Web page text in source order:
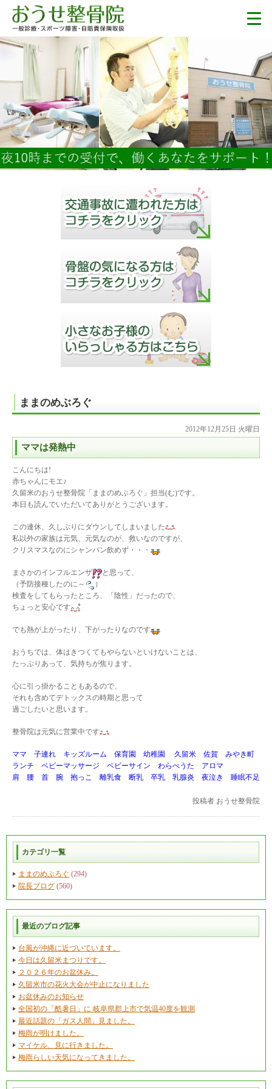
ままのめぶろぐ
2012年12月25日 火曜日
ママは発熱中
こんにちは!
赤ちゃんにモエ♪
久留米のおうせ整骨院「ままのめぶろぐ」担当(む)です。
本日も読んでいただいてありがとうございます。
この連休、久しぶりにダウンしてしまいました
私以外の家族は元気、元気なのが、救いなのですが、
クリスマスなのにシャンパン飲めず・・・
まさかのインフルエンザ
と思って、
（予防接種したのに～
）
検査をしてもらったところ、「陰性」だったので、
ちょっと安心です
でも熱が上がったり、下がったりなのです
おうちでは、体はきつくてもやらないといけないことは、
たっぷりあって、気持ちが焦ります。
心に引っ掛かることもあるので、
それも含めてデトックスの時期と思って
過ごしたいと思います。
整骨院は元気に営業中です
ママ 子連れ キッズルーム 保育園 幼稚園 久留米 佐賀 みやき町
ランチ ベビーマッサージ ベビーサイン わらべうた アロマ
肩 腰 首 腕 抱っこ 離乳食 断乳 卒乳 乳腺炎 夜泣き 睡眠不足
投稿者 おうせ整骨院
カテゴリ一覧
ままのめぶろぐ (294)
院長ブログ (560)
最近のブログ記事
台風が沖縄に近づいています。
今日は久留米まつりです。
２０２６年のお盆休み。
久留米市の花火大会が中止になりました
お盆休みのお知らせ
全国初の「酷暑日」に 岐阜県郡上市で気温40度を観測
最近話題の「ガス人間」見ました。
梅雨が明けました。
マイケル、見に行きました。
梅雨らしい天気になってきました。